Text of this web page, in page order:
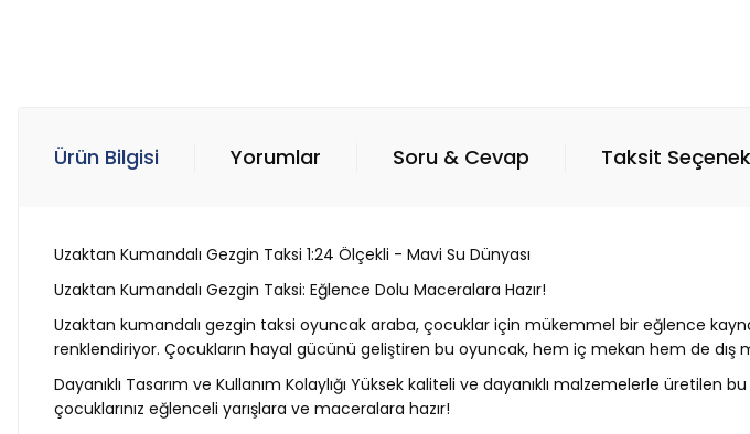
Ürün Bilgisi Yorumlar Soru & Cevap Taksit
Uzaktan Kumandalı Gezgin Taksi 1:24 Ölçekli - Mavi Su Dünyası
Uzaktan Kumandalı Gezgin Taksi: Eğlence Dolu Maceralara Hazır!
Uzaktan kumandalı gezgin taksi oyuncak araba, çocuklar için mükemmel bir eğlence
renklendiriyor. Çocukların hayal gücünü geliştiren bu oyuncak, hem iç mekan hem de dış
Dayanıklı Tasarım ve Kullanım Kolaylığı Yüksek kaliteli ve dayanıklı malzemelerle
çocuklarınız eğlenceli yarışlara ve maceralara hazır!